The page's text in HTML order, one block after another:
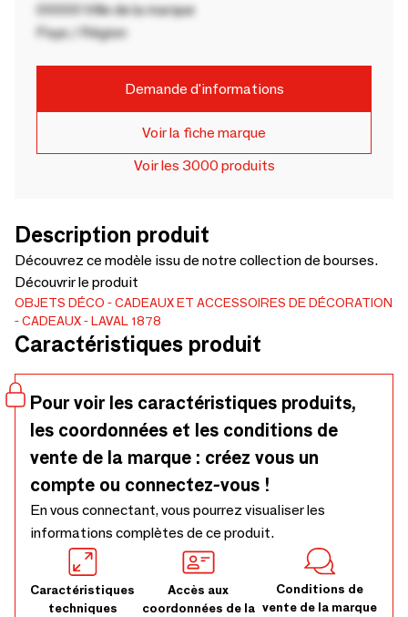
00000 Ville de la marque
Pays / Région
Demande d'informations
Voir la fiche marque
Voir les 3000 produits
Description produit
Découvrez ce modèle issu de notre collection de bourses.
Découvrir le produit
OBJETS DÉCO
CADEAUX ET ACCESSOIRES DE DÉCORATION
CADEAUX
LAVAL 1878
Caractéristiques produit
Pour voir les caractéristiques produits,
les coordonnées et les conditions de
vente de la marque : créez vous un
compte ou connectez-vous !
En vous connectant, vous pourrez visualiser les
informations complètes de ce produit.
Caractéristiques
techniques
Accès aux
coordonnées de la
Conditions de
vente de la marque